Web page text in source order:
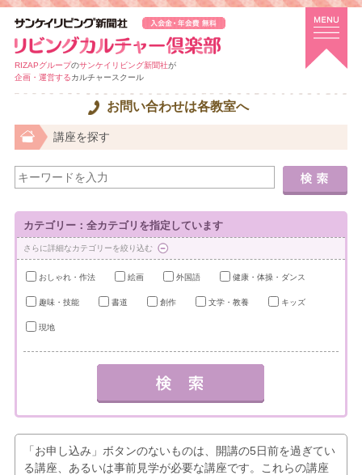
RIZAPグループのサンケイリビング新聞社が
企画・運営するカルチャースクール
お問い合わせは各教室へ
講座を探す
カテゴリー：全カテゴリを指定しています
さらに詳細なカテゴリーを絞り込む
おしゃれ・作法 絵画 外国語 健康・体操・ダンス
趣味・技能 書道 創作 文学・教養 キッズ
現地
「お申し込み」ボタンのないものは、開講の5日前を過ぎてい
る講座、あるいは事前見学が必要な講座です。これらの講座